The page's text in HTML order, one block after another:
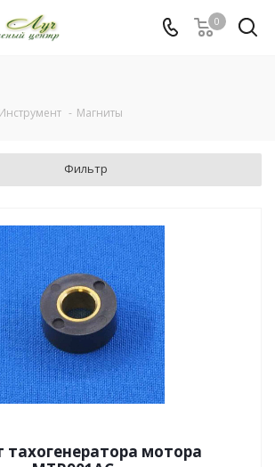
0
Инструмент - Магниты
Фильтр
тахогенератора мотора